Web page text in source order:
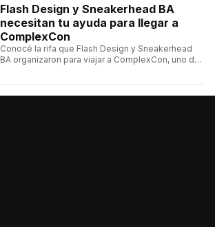
Flash Design y Sneakerhead BA
necesitan tu ayuda para llegar a
ComplexCon
Conocé la rifa que Flash Design y Sneakerhead
BA organizaron para viajar a ComplexCon, uno de